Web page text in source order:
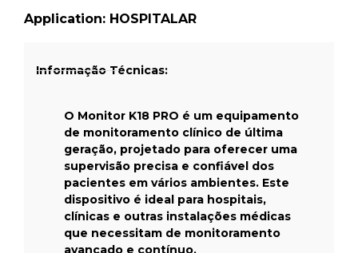
Application: HOSPITALAR
Informação Técnicas:
O Monitor K18 PRO é um equipamento
de monitoramento clínico de última
geração, projetado para oferecer uma
supervisão precisa e confiável dos
pacientes em vários ambientes. Este
dispositivo é ideal para hospitais,
clínicas e outras instalações médicas
que necessitam de monitoramento
avançado e contínuo.